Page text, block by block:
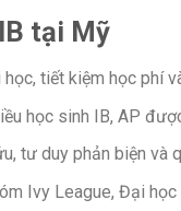
tại Mỹ
tiết kiệm học phí
học sinh IB, AP
tư duy phản biện và
Ivy League, Đại